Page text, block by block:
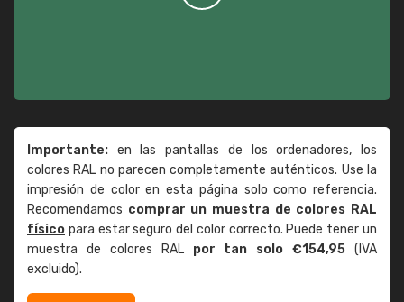
Importante: en las pantallas de los ordenadores, los
colores RAL no parecen completamente auténticos. Use la
impresión de color en esta página solo como referencia.
Recomendamos comprar un muestra de colores RAL
físico para estar seguro del color correcto. Puede tener un
muestra de colores RAL por tan solo €154,95 (IVA
excluido).